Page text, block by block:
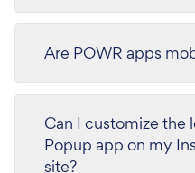
Are POWR apps
Can I customize the
Popup app on my
site?